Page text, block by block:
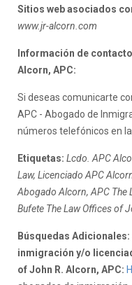
Sitios web asociados
www.jr-alcorn.com
Información de
Alcorn, APC:
Si deseas comunicarte
APC - Abogado de
números telefónicos en
Etiquetas: Lcdo. APC
Law, Licenciado APC
Abogado Alcorn, APC The
Bufete The Law Offices of
Búsquedas
inmigración y/o
of John R. Alcorn, APC: